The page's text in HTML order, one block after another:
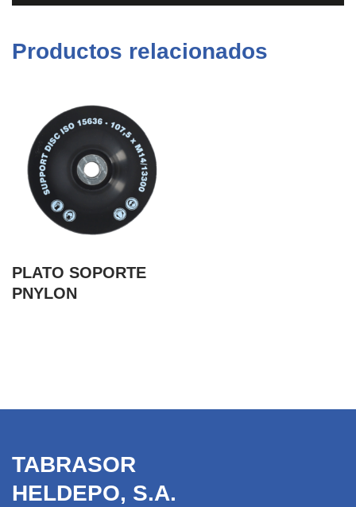
Productos relacionados
PLATO SOPORTE
PNYLON
TABRASOR
HELDEPO, S.A.